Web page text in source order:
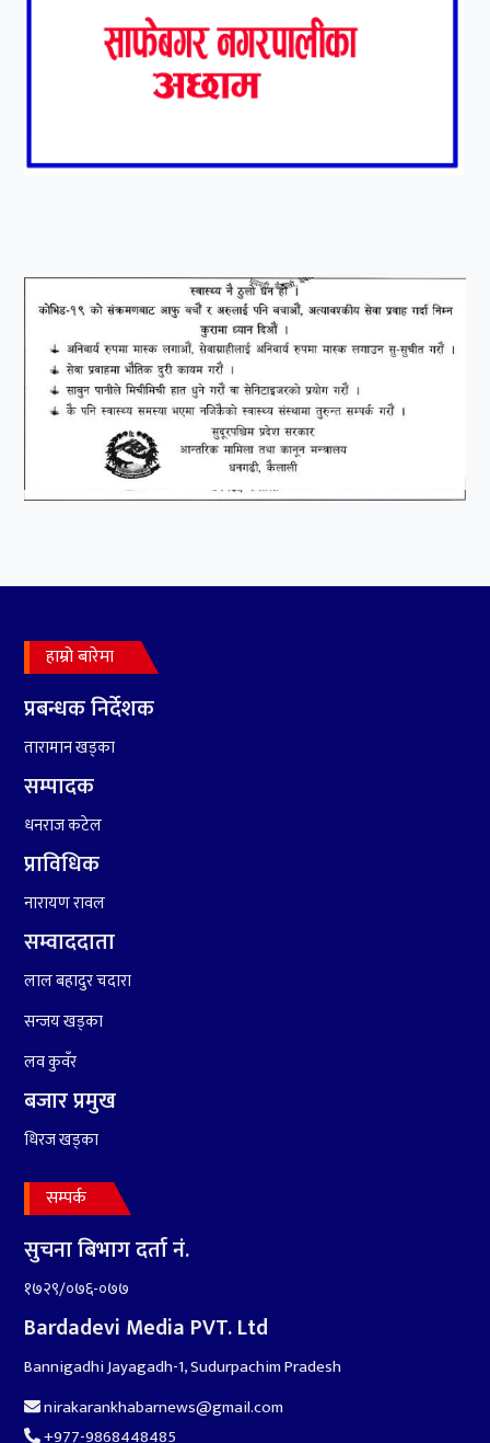
आर्थिक बर्ष २०७८÷२०७९ मा
आर्थिक बुद्धि दर ६.५ हुन सक्दैन ।
हाम्रो बारेमा
प्रबन्धक निर्देशक
तारामान खड्का
सम्पादक
धनराज कटेल
प्राविधिक
नारायण रावल
सम्वाददाता
लाल बहादुर चदारा
सन्जय खड्का
लव कुवँर
बजार प्रमुख
धिरज खड्का
सम्पर्क
सुचना बिभाग दर्ता नं.
१७२९/०७६-०७७
Bardadevi Media PVT. Ltd
Bannigadhi Jayagadh-1, Sudurpachim Pradesh
nirakarankhabarnews@gmail.com
+977-9868448485